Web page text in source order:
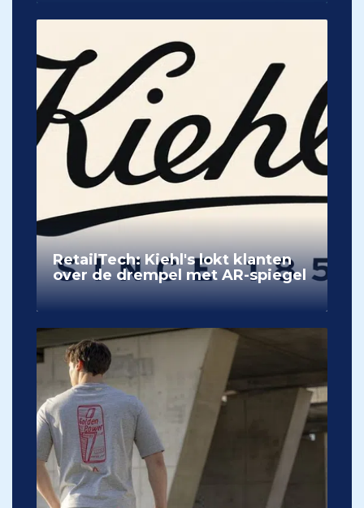
RetailTech: Kiehl's lokt klanten
over de drempel met AR-spiegel